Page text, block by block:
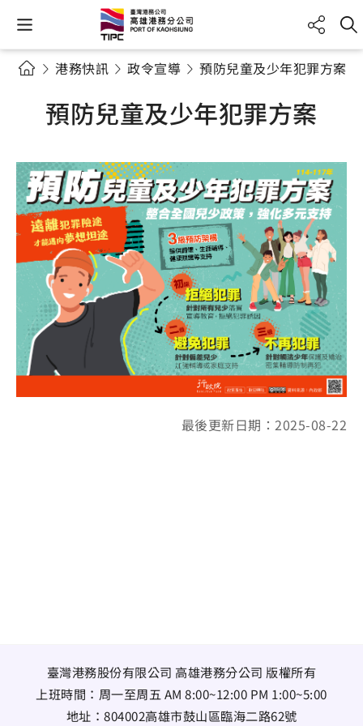
港務快訊 政令宣導 預防兒童及少年犯罪方案
預防兒童及少年犯罪方案
最後更新日期：2025-08-22
臺灣港務股份有限公司 高雄港務分公司 版權所有
上班時間：周一至周五 AM 8:00~12:00 PM 1:00~5:00
地址： 804002高雄市鼓山區臨海二路62號